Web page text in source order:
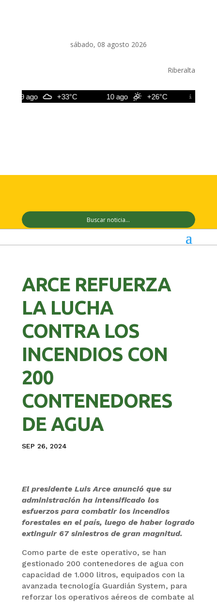
sábado, 08 agosto 2026
Riberalta
9 ago +33°C 10 ago +26°C 11 ago
ARCE REFUERZA
LA LUCHA
CONTRA LOS
INCENDIOS CON
200
CONTENEDORES
DE AGUA
SEP 26, 2024
El presidente Luis Arce anunció que su
administración ha intensificado los
esfuerzos para combatir los incendios
forestales en el país, luego de haber logrado
extinguir 67 siniestros de gran magnitud.
Como parte de este operativo, se han
gestionado 200 contenedores de agua con
capacidad de 1.000 litros, equipados con la
avanzada tecnología Guardián System, para
reforzar los operativos aéreos de combate al